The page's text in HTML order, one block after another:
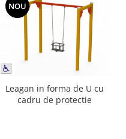
NOU
Leagan in forma de U cu
cadru de protectie